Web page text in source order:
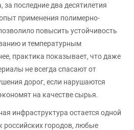
последние два десятилетия
применения полимерно-
повысить устойчивость
и температурным
практика показывает, что даже
не всегда спасают от
дорог, если нарушаются
на качестве сырья.
инфраструктура остается одной
российских городов, любые